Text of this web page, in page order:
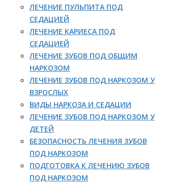
ЛЕЧЕНИЕ ПУЛЬПИТА ПОД
СЕДАЦИЕЙ
ЛЕЧЕНИЕ КАРИЕСА ПОД
СЕДАЦИЕЙ
ЛЕЧЕНИЕ ЗУБОВ ПОД ОБЩИМ
НАРКОЗОМ
ЛЕЧЕНИЕ ЗУБОВ ПОД НАРКОЗОМ У
ВЗРОСЛЫХ
ВИДЫ НАРКОЗА И СЕДАЦИИ
ЛЕЧЕНИЕ ЗУБОВ ПОД НАРКОЗОМ У
ДЕТЕЙ
БЕЗОПАСНОСТЬ ЛЕЧЕНИЯ ЗУБОВ
ПОД НАРКОЗОМ
ПОДГОТОВКА К ЛЕЧЕНИЮ ЗУБОВ
ПОД НАРКОЗОМ